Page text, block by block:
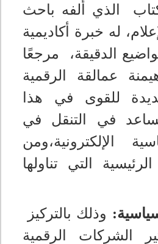
الذي ألفه باحث
له خبرة أكاديمية
الدقيقة، مرجعًا
عمالقة الرقمية
للقوى في هذا
في التنقل في
الإلكترونية،ومن
التي تناولها
وذلك بالتركيز
الشركات الرقمية